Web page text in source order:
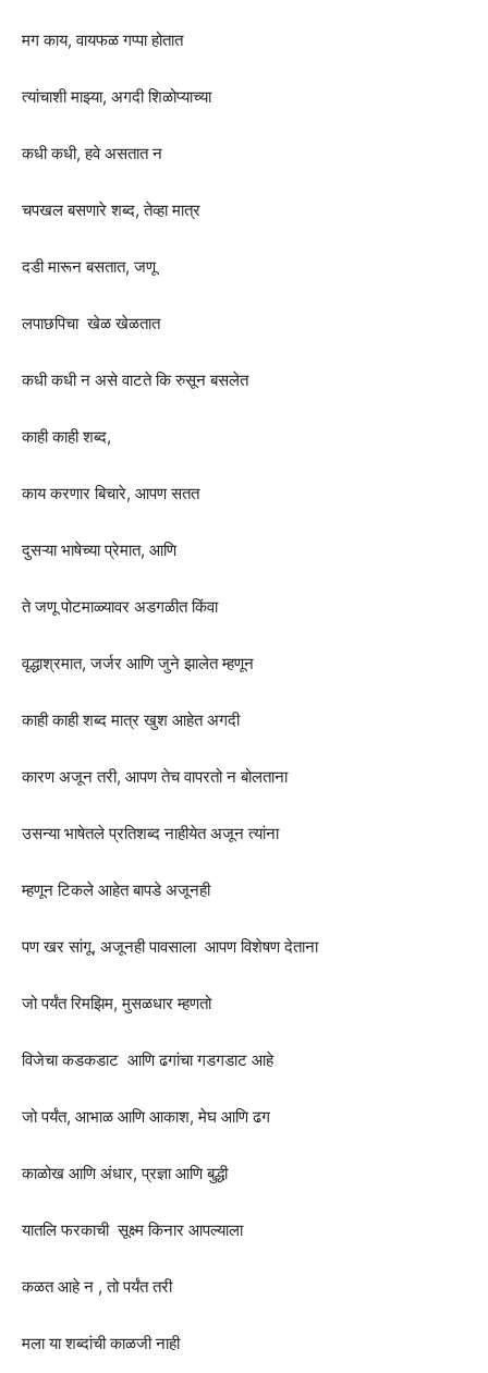
मग काय, वायफळ गप्पा होतात
त्यांचाशी माझ्या, अगदी शिळोप्याच्या
कधी कधी, हवे असतात न
चपखल बसणारे शब्द, तेव्हा मात्र
दडी मारून बसतात, जणू
लपाछपिचा खेळ खेळतात
कधी कधी न असे वाटते कि रुसून बसलेत
काही काही शब्द,
काय करणार बिचारे, आपण सतत
दुसऱ्या भाषेच्या प्रेमात, आणि
ते जणू पोटमाळ्यावर अडगळीत किंवा
वृद्धाश्रमात, जर्जर आणि जुने झालेत म्हणून
काही काही शब्द मात्र खुश आहेत अगदी
कारण अजून तरी, आपण तेच वापरतो न बोलताना
उसन्या भाषेतले प्रतिशब्द नाहीयेत अजून त्यांना
म्हणून टिकले आहेत बापडे अजूनही
पण खर सांगू, अजूनही पावसाला आपण विशेषण देताना
जो पर्यंत रिमझिम, मुसळधार म्हणतो
विजेचा कडकडाट आणि ढगांचा गडगडाट आहे
जो पर्यंत, आभाळ आणि आकाश, मेघ आणि ढग
काळोख आणि अंधार, प्रज्ञा आणि बुद्धी
यातलि फरकाची सूक्ष्म किनार आपल्याला
कळत आहे न , तो पर्यंत तरी
मला या शब्दांची काळजी नाही